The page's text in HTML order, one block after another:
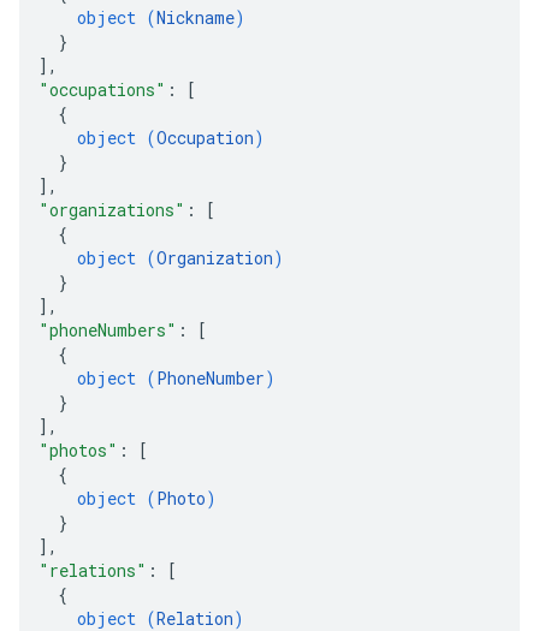
object (Nickname)
}
] ,
"occupations" :
[
{
object (Occupation)
}
] ,
"organizations" :
[
{
object (Organization)
}
] ,
"phoneNumbers" :
[
{
object (PhoneNumber)
}
] ,
"photos" :
[
{
object (Photo)
}
] ,
"relations" :
[
{
object (Relation)